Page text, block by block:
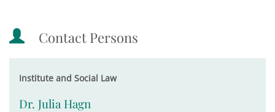
Contact Persons
Institute and Social Law
Dr. Julia Hagn